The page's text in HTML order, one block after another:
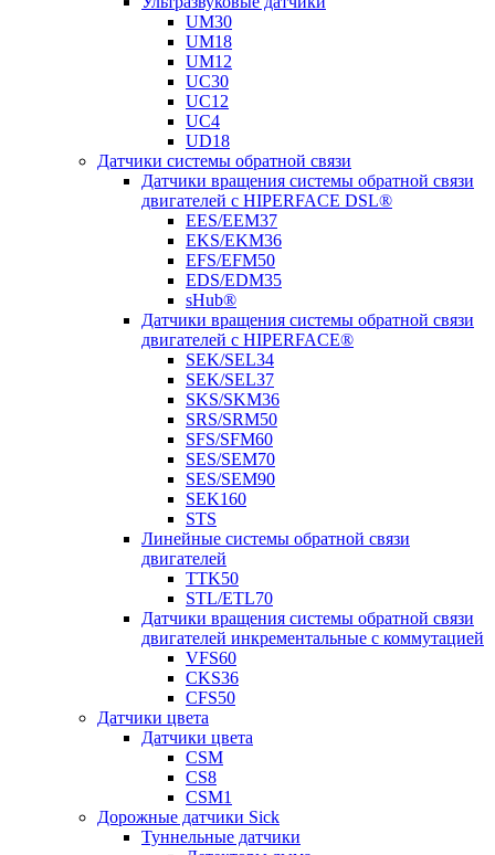
UM30
UM18
UM12
UC30
UC12
UC4
UD18
Датчики системы обратной связи
Датчики вращения системы обратной связи
двигателей с HIPERFACE DSL®
EES/EEM37
EKS/EKM36
EFS/EFM50
EDS/EDM35
sHub®
Датчики вращения системы обратной связи
двигателей с HIPERFACE®
SEK/SEL34
SEK/SEL37
SKS/SKM36
SRS/SRM50
SFS/SFM60
SES/SEM70
SES/SEM90
SEK160
STS
Линейные системы обратной связи
двигателей
TTK50
STL/ETL70
Датчики вращения системы обратной связи
двигателей инкрементальные с коммутацией
VFS60
CKS36
CFS50
Датчики цвета
Датчики цвета
CSM
CS8
CSM1
Дорожные датчики Sick
Туннельные датчики